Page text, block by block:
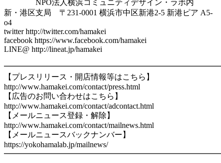
NPO法人横浜コミュニティデザイン・ラボ内
新・港区支局 〒231-0001 横浜市中区新港2-5 新港ピア A5-
o4
twitter http://twitter.com/hamakei
facebook https://www.facebook.com/hamakei
LINE@ http://lineat.jp/hamakei
【プレスリリース・開店情報等はこちら】
http://www.hamakei.com/contact/press.html
【広告のお問い合わせはこちら】
http://www.hamakei.com/contact/adcontact.html
【メールニュース登録・解除】
http://www.hamakei.com/contact/mailnews.html
【メールニュースバックナンバー】
https://yokohamalab.jp/mailnews/